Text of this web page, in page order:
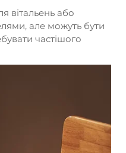
вітальень або
але можуть бути
частішого